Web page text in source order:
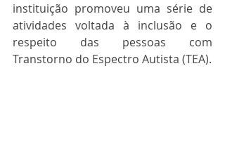
instituição promoveu uma série de
atividades voltada à inclusão e o
respeito das pessoas com
Transtorno do Espectro Autista (TEA).